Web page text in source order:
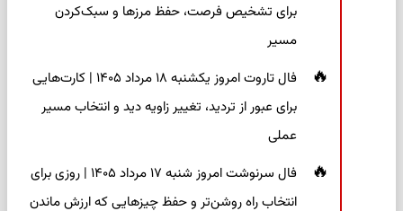
برای تشخیص فرصت، حفظ مرزها و سبک‌کردن
مسیر
فال تاروت امروز یکشنبه ۱۸ مرداد ۱۴۰۵ | کارت‌هایی
برای عبور از تردید، تغییر زاویه دید و انتخاب مسیر
عملی
فال سرنوشت امروز شنبه ۱۷ مرداد ۱۴۰۵ | روزی برای
انتخاب راه روشن‌تر و حفظ چیزهایی که ارزش ماندن